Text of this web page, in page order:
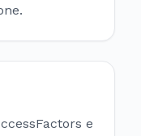
e